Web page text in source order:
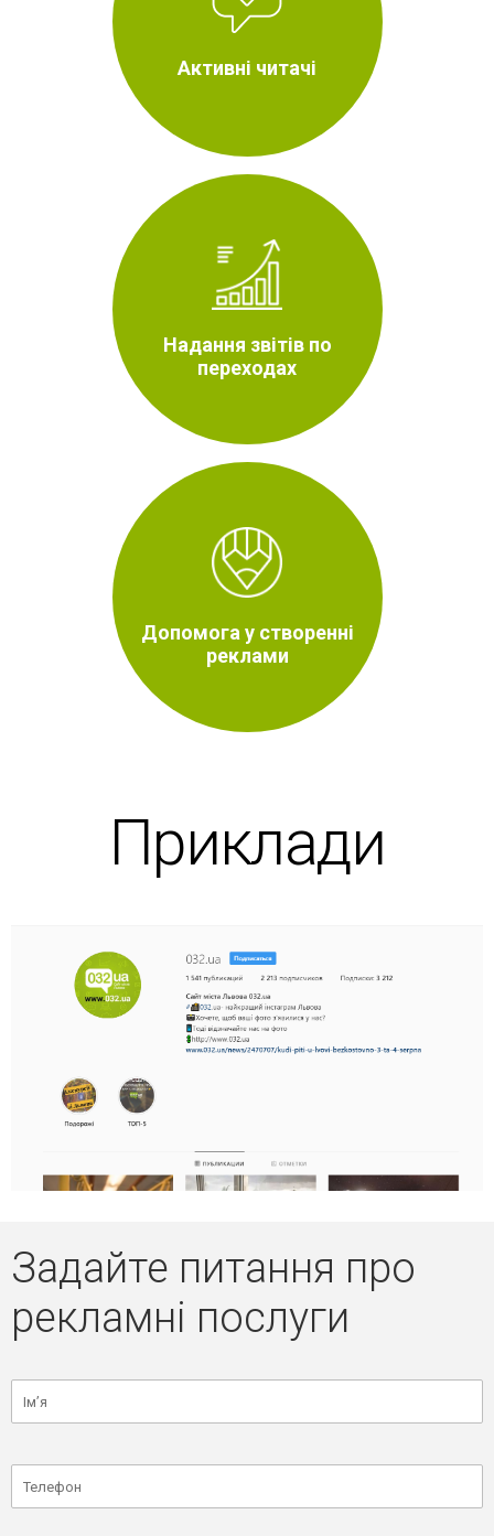
Активні читачі
Надання звітів по
переходах
Допомога у створенні
реклами
Приклади
Задайте питання про
рекламні послуги